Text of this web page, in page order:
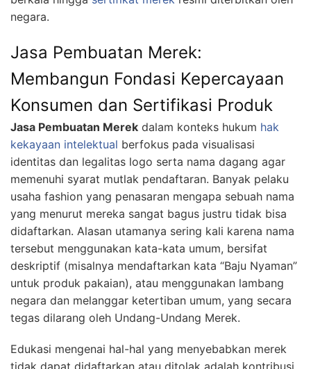
negara.
Jasa Pembuatan Merek:
Membangun Fondasi Kepercayaan
Konsumen dan Sertifikasi Produk
Jasa Pembuatan Merek dalam konteks hukum hak
kekayaan intelektual berfokus pada visualisasi
identitas dan legalitas logo serta nama dagang agar
memenuhi syarat mutlak pendaftaran. Banyak pelaku
usaha fashion yang penasaran mengapa sebuah nama
yang menurut mereka sangat bagus justru tidak bisa
didaftarkan. Alasan utamanya sering kali karena nama
tersebut menggunakan kata-kata umum, bersifat
deskriptif (misalnya mendaftarkan kata “Baju Nyaman”
untuk produk pakaian), atau menggunakan lambang
negara dan melanggar ketertiban umum, yang secara
tegas dilarang oleh Undang-Undang Merek.
Edukasi mengenai hal-hal yang menyebabkan merek
tidak dapat didaftarkan atau ditolak adalah kontribusi